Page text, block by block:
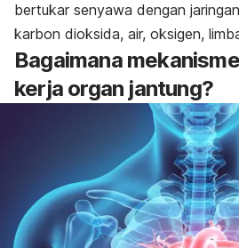
bertukar senyawa dengan
karbon dioksida, air, oksigen,
Bagaimana
kerja organ jantung?